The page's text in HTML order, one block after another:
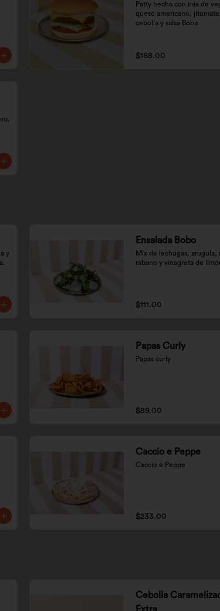
Patty hecha con mix de
queso americano,
cebolla y salsa Boba
$168.00
y
Ensalada Bobo
Mix de lechugas, arugula,
rábano y vinagreta de
$111.00
Papas Curly
Papas curly
$89.00
Caccio e Peppe
Caccio e Peppe
$233.00
Cebolla